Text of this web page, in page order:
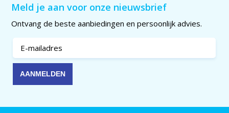
Meld je aan voor onze nieuwsbrief
Ontvang de beste aanbiedingen en persoonlijk advies.